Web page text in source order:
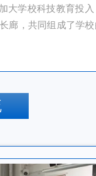
大学校科技教育投
廊，共同组成了学